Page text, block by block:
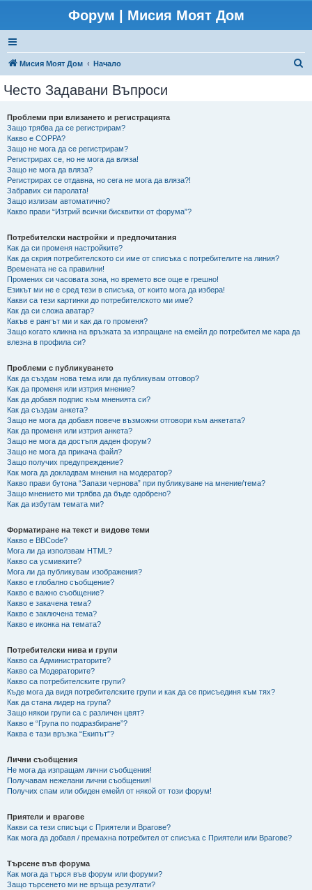
Форум | Мисия Моят Дом
Мисия Моят Дом Начало
Често Задавани Въпроси
Проблеми при влизането и регистрацията
Защо трябва да се регистрирам?
Какво е COPPA?
Защо не мога да се регистрирам?
Регистрирах се, но не мога да вляза!
Защо не мога да вляза?
Регистрирах се отдавна, но сега не мога да вляза?!
Забравих си паролата!
Защо излизам автоматично?
Какво прави “Изтрий всички бисквитки от форума”?
Потребителски настройки и предпочитания
Как да си променя настройките?
Как да скрия потребителското си име от списъка с потребителите на линия?
Времената не са правилни!
Промених си часовата зона, но времето все още е грешно!
Езикът ми не е сред тези в списъка, от които мога да избера!
Какви са тези картинки до потребителското ми име?
Как да си сложа аватар?
Какъв е рангът ми и как да го променя?
Защо когато кликна на връзката за изпращане на емейл до потребител ме кара да
влезна в профила си?
Проблеми с публикуването
Как да създам нова тема или да публикувам отговор?
Как да променя или изтрия мнение?
Как да добавя подпис към мненията си?
Как да създам анкета?
Защо не мога да добавя повече възможни отговори към анкетата?
Как да променя или изтрия анкета?
Защо не мога да достъпя даден форум?
Защо не мога да прикача файл?
Защо получих предупреждение?
Как мога да докладвам мнения на модератор?
Какво прави бутона “Запази чернова” при публикуване на мнение/тема?
Защо мнението ми трябва да бъде одобрено?
Как да избутам темата ми?
Форматиране на текст и видове теми
Какво е BBCode?
Мога ли да използвам HTML?
Какво са усмивките?
Мога ли да публикувам изображения?
Какво е глобално съобщение?
Какво е важно съобщение?
Какво е закачена тема?
Какво е заключена тема?
Какво е иконка на темата?
Потребителски нива и групи
Какво са Администраторите?
Какво са Модераторите?
Какво са потребителските групи?
Къде мога да видя потребителските групи и как да се присъединя към тях?
Как да стана лидер на група?
Защо някои групи са с различен цвят?
Какво е “Група по подразбиране”?
Каква е тази връзка “Екипът”?
Лични съобщения
Не мога да изпращам лични съобщения!
Получавам нежелани лични съобщения!
Получих спам или обиден емейл от някой от този форум!
Приятели и врагове
Какви са тези списъци с Приятели и Врагове?
Как мога да добавя / премахна потребител от списъка с Приятели или Врагове?
Търсене във форума
Как мога да търся във форум или форуми?
Защо търсенето ми не връща резултати?